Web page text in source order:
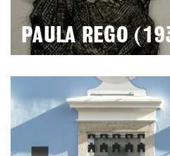
PAULA REGO